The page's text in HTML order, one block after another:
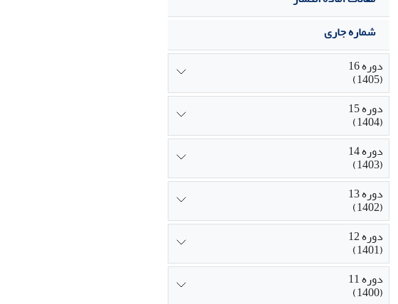
شماره جاری
دوره 16
(1405)
دوره 15
(1404)
دوره 14
(1403)
دوره 13
(1402)
دوره 12
(1401)
دوره 11
(1400)